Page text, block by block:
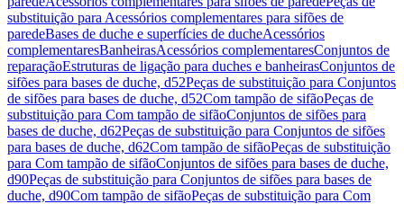
substituição para Acessórios complementares para sifões de
paredeBases de duche e superfícies de ducheAcessórios
complementaresBanheirasAcessórios complementaresConjuntos de
reparaçãoEstruturas de ligação para duches e banheirasConjuntos de
sifões para bases de duche, d52Peças de substituição para Conjuntos
de sifões para bases de duche, d52Com tampão de sifãoPeças de
substituição para Com tampão de sifãoConjuntos de sifões para
bases de duche, d62Peças de substituição para Conjuntos de sifões
para bases de duche, d62Com tampão de sifãoPeças de substituição
para Com tampão de sifãoConjuntos de sifões para bases de duche,
d90Peças de substituição para Conjuntos de sifões para bases de
duche, d90Com tampão de sifãoPeças de substituição para Com